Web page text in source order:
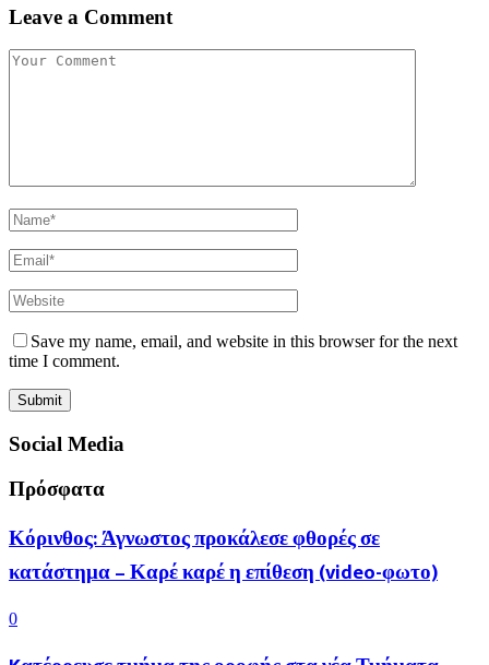
Leave a Comment
Save my name, email, and website in this browser for the next
time I comment.
Social Media
Πρόσφατα
Κόρινθος: Άγνωστος προκάλεσε φθορές σε
κατάστημα – Καρέ καρέ η επίθεση (video-φωτο)
0